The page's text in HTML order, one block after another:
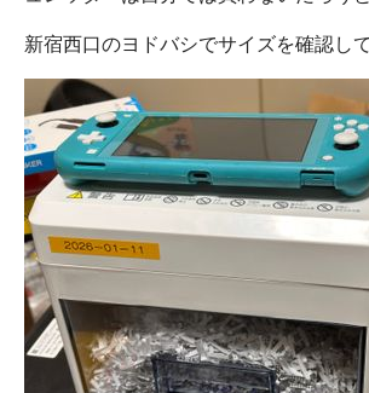
新宿西口のヨドバシでサイズを確認し